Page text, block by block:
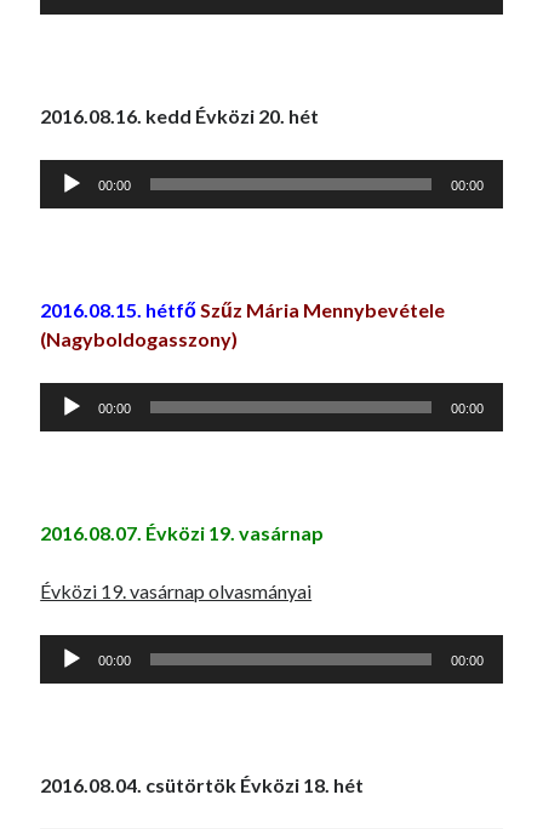
2016.08.16. kedd Évközi 20. hét
Audió
00:00 00:00
2016.08.15. hétfőSzűz Mária Mennybevétele
(Nagyboldogasszony)
Audió
00:00 00:00
2016.08.07. Évközi 19. vasárnap
Évközi 19. vasárnap olvasmányai
Audió
00:00 00:00
2016.08.04. csütörtök Évközi 18. hét